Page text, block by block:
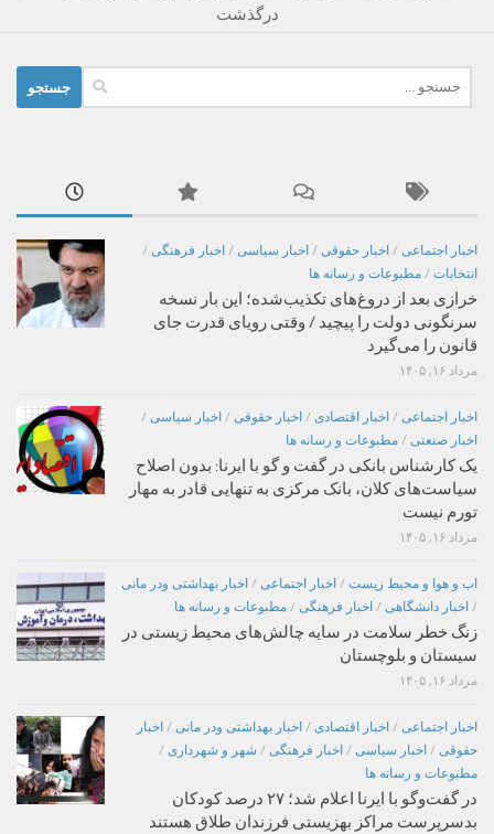
درگذشت
برای:
اخبار اجتماعی / اخبار حقوقی / اخبار سیاسی / اخبار فرهنگی /
انتخابات / مطبوعات و رسانه ها
خرازی بعد از دروغ‌های تکذیب‌شده؛ این بار نسخه
سرنگونی دولت را پیچید / وقتی رویای قدرت جای
قانون را می‌گیرد
مرداد ۱۶, ۱۴۰۵
اخبار اجتماعی / اخبار اقتصادی / اخبار حقوقی / اخبار سیاسی /
اخبار صنعتی / مطبوعات و رسانه ها
یک کارشناس بانکی در گفت و گو با ایرنا: بدون اصلاح
سیاست‌های کلان، بانک مرکزی به تنهایی قادر به مهار
تورم نیست
مرداد ۱۶, ۱۴۰۵
اب و هوا و محیط زیست / اخبار اجتماعی / اخبار بهداشتی ودر مانی
/ اخبار دانشگاهی / اخبار فرهنگی / مطبوعات و رسانه ها
زنگ خطر سلامت در سایه چالش‌های محیط زیستی در
سیستان و بلوچستان
مرداد ۱۶, ۱۴۰۵
اخبار اجتماعی / اخبار اقتصادی / اخبار بهداشتی ودر مانی / اخبار
حقوقی / اخبار سیاسی / اخبار فرهنگی / شهر و شهرداری /
مطبوعات و رسانه ها
در گفت‌وگو با ایرنا اعلام شد؛ ۲۷ درصد کودکان
بدسرپرست مراکز بهزیستی فرزندان طلاق هستند